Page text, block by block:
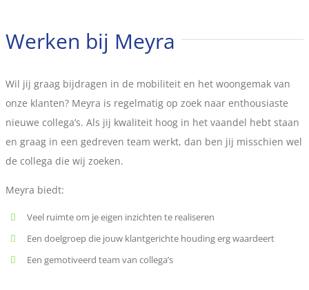
Werken bij Meyra
Wil jij graag bijdragen in de mobiliteit en het woongemak van
onze klanten? Meyra is regelmatig op zoek naar enthousiaste
nieuwe collega’s. Als jij kwaliteit hoog in het vaandel hebt staan
en graag in een gedreven team werkt, dan ben jij misschien wel
de collega die wij zoeken.
Meyra biedt:
Veel ruimte om je eigen inzichten te realiseren
Een doelgroep die jouw klantgerichte houding erg waardeert
Een gemotiveerd team van collega’s